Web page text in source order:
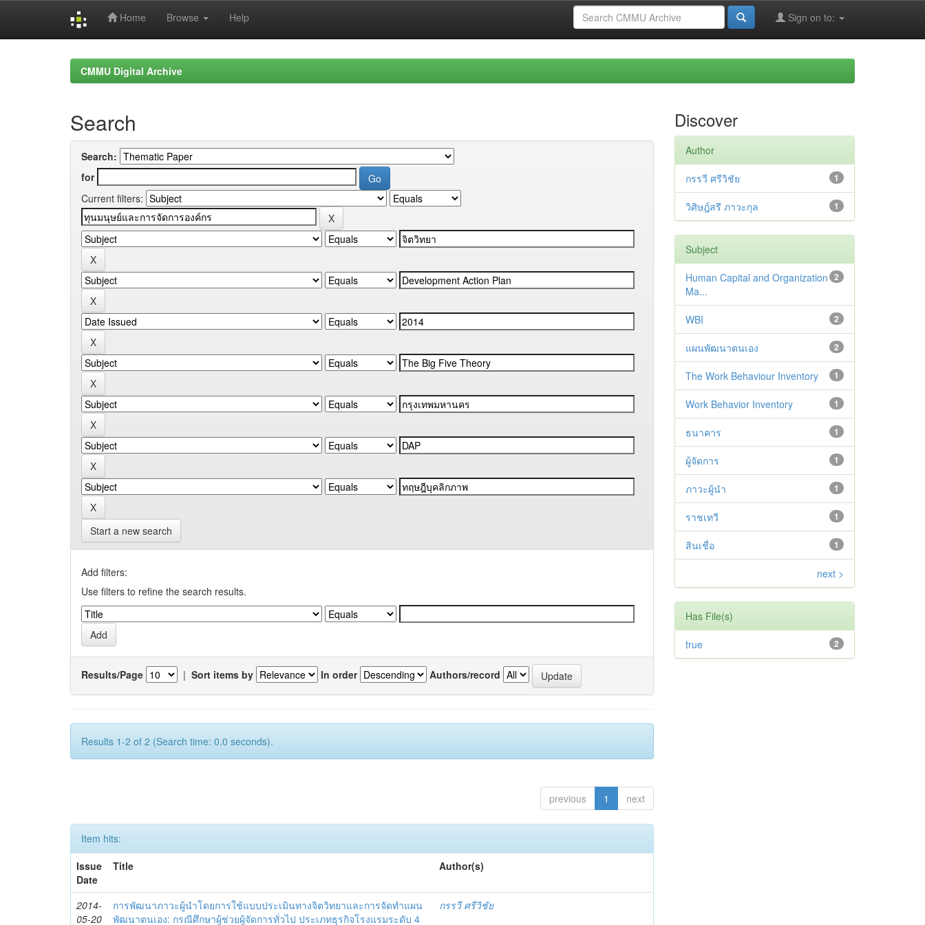
Home Browse Help Sign on to:
CMMU Digital Archive
Search
Search:
for
Current filters:
Start a new search
Add filters:
Use filters to refine the search results.
Results/Page | Sort items by In order Authors/record
Results 1-2 of 2 (Search time: 0.0 seconds).
previous 1 next
Item hits:
Issue
Date
Title Author(s)
2014-
05-20
การพัฒนาภาวะผู้นำโดยการใช้แบบประเมินทางจิตวิทยาและการจัดทำแผน
พัฒนาตนเอง: กรณีศึกษาผู้ช่วยผู้จัดการทั่วไป ประเภทธุรกิจโรงแรมระดับ 4
กรรวี ศรีวิชัย
Discover
Author
1
กรรวี ศรีวิชัย
1
วิศิษฎ์สรี ภาวะกุล
Subject
2
Human Capital and Organization
Ma...
2
WBI
2
แผนพัฒนาตนเอง
1
The Work Behaviour Inventory
1
Work Behavior Inventory
1
ธนาคาร
1
ผู้จัดการ
1
ภาวะผู้นำ
1
ราชเทวี
1
สินเชื่อ
next >
Has File(s)
2
true